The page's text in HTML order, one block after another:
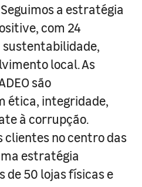
a estratégia
com 24
local. As
são
ética, integridade,
à corrupção.
clientes no centro das
estratégia
de 50 lojas físicas e